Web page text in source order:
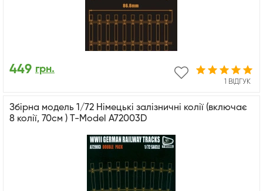
1 ВІДГУК
449 грн.
Збірна модель 1/72 Німецькі залізничні колії (включає
8 колії, 70см ) T-Model A72003D